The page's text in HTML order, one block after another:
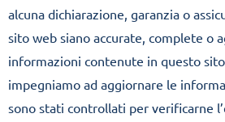
alcuna dichiarazione, garanzia o
sito web siano accurate, complete o
informazioni contenute in questo
impegniamo ad aggiornare le
sono stati controllati per verificarne